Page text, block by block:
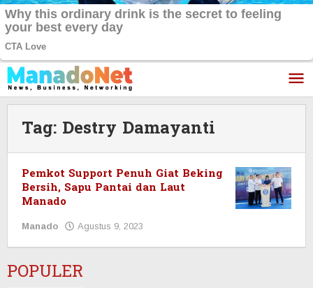
Lewati
ke
konten
Tag: Destry Damayanti
Pemkot Support Penuh Giat Beking
Bersih, Sapu Pantai dan Laut
Manado
Manado Agustus 9, 2023
POPULER